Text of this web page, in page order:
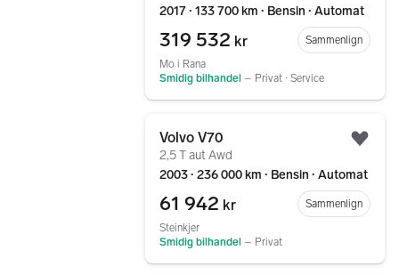
2017 ∙ 133 700 km ∙ Bensin ∙ Automat
319 532 kr
Sammenlign
Mo i Rana
Smidig bilhandel – Privat ∙ Service
Volvo V70
2,5 T aut Awd
2003 ∙ 236 000 km ∙ Bensin ∙ Automat
61 942 kr
Sammenlign
Steinkjer
Smidig bilhandel – Privat